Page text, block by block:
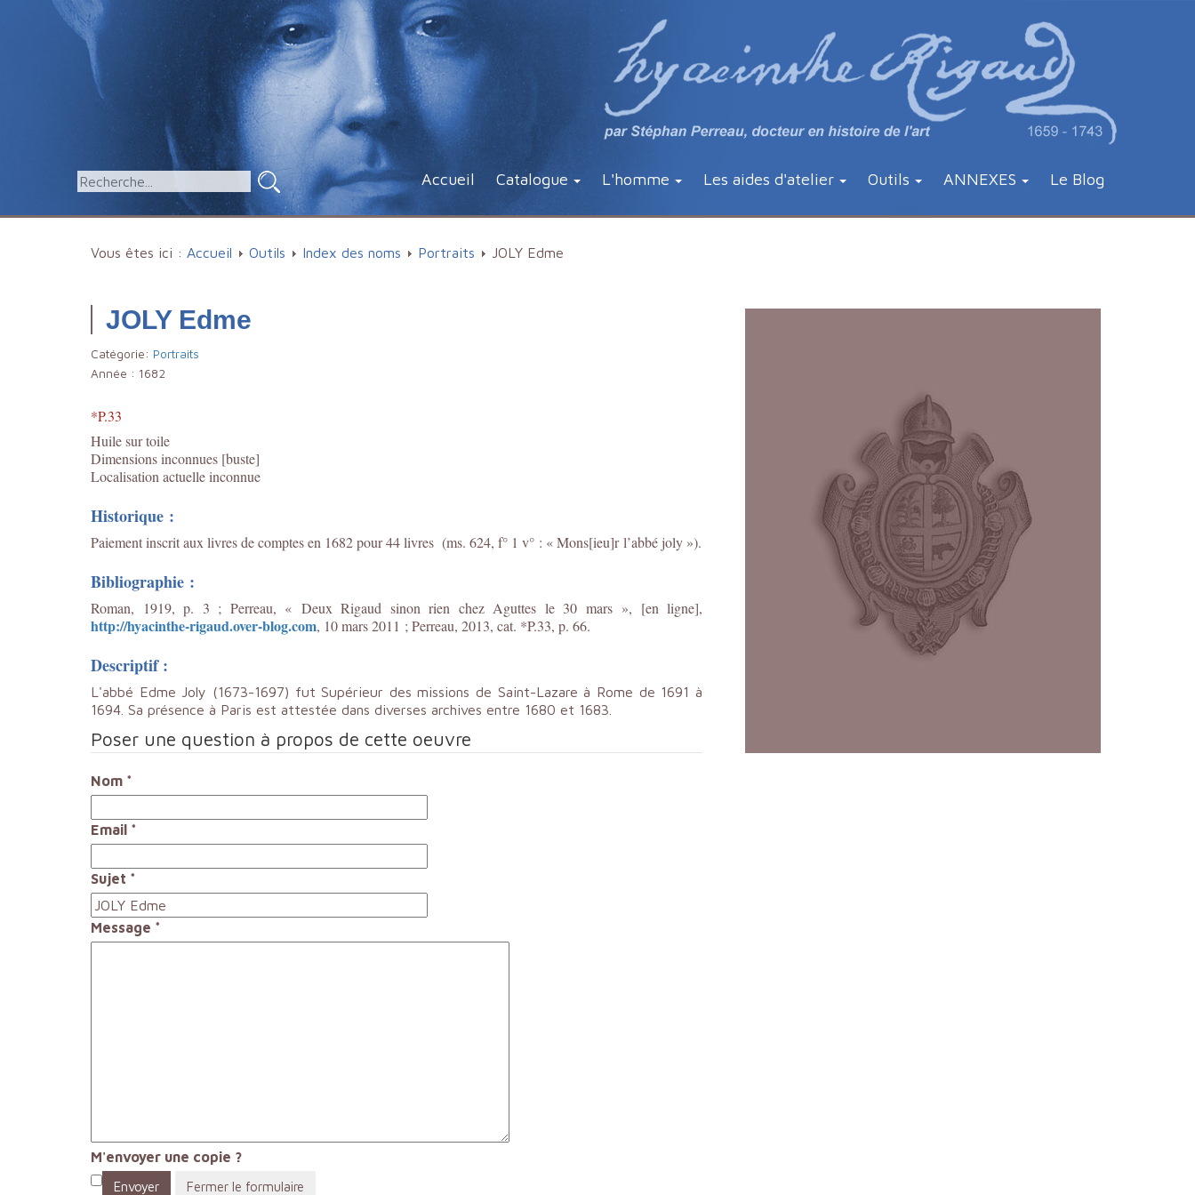
Accueil Catalogue L'homme Les aides d'atelier Outils ANNEXES Le Blog
Vous êtes ici : Accueil Outils Index des noms Portraits JOLY Edme
JOLY Edme
Catégorie: Portraits
Année : 1682
*P.33
Huile sur toile
Dimensions inconnues [buste]
Localisation actuelle inconnue
Historique :
Paiement inscrit aux livres de comptes en 1682 pour 44 livres (ms. 624, f° 1 v° : « Mons[ieu]r l’abbé joly »).
Bibliographie :
Roman, 1919, p. 3 ; Perreau, « Deux Rigaud sinon rien chez Aguttes le 30 mars », [en ligne],
http://hyacinthe-rigaud.over-blog.com, 10 mars 2011 ; Perreau, 2013, cat. *P.33, p. 66.
Descriptif :
L'abbé Edme Joly (1673-1697) fut Supérieur des missions de Saint-Lazare à Rome de 1691 à
1694. Sa présence à Paris est attestée dans diverses archives entre 1680 et 1683.
Poser une question à propos de cette oeuvre
Nom *
Email *
Sujet *
Message *
M'envoyer une copie ?
Envoyer Fermer le formulaire